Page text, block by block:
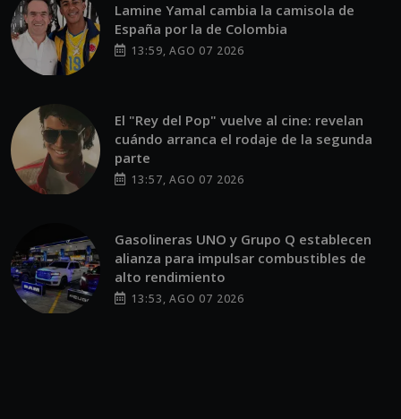
Lamine Yamal cambia la camisola de
España por la de Colombia
13:59, AGO 07 2026
El "Rey del Pop" vuelve al cine: revelan
cuándo arranca el rodaje de la segunda
parte
13:57, AGO 07 2026
Gasolineras UNO y Grupo Q establecen
alianza para impulsar combustibles de
alto rendimiento
13:53, AGO 07 2026